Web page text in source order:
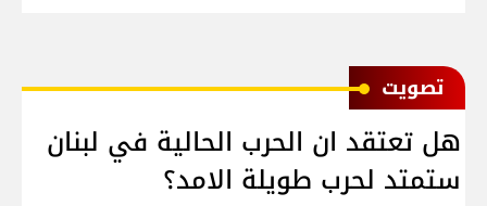
ﺗﺼﻮﻳﺖ
هل تعتقد ان الحرب الحالية في لبنان
ستمتد لحرب طويلة الامد؟